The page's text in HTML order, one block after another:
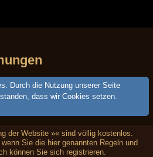
Durch die Nutzung unserer Seite
dass wir Cookies setzen.
der Website »« sind völlig kostenlos.
Sie die hier genannten Regeln und
können Sie sich registrieren.